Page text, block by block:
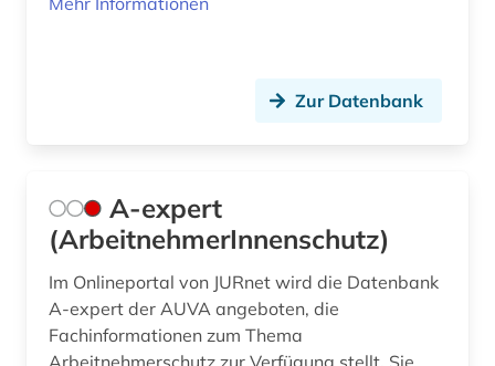
arbeitsstätten (1)
arbeitsstättenverordnung (1)
arbeitszeugis (1)
arbeitszeugnis (1)
Norwegen (3)
Osmanisches Reich (1)
Ostasien (4)
Zur Datenbank
A-expert
(ArbeitnehmerInnenschutz)
Im Onlineportal von JURnet wird die Datenbank
A-expert der AUVA angeboten, die
Fachinformationen zum Thema